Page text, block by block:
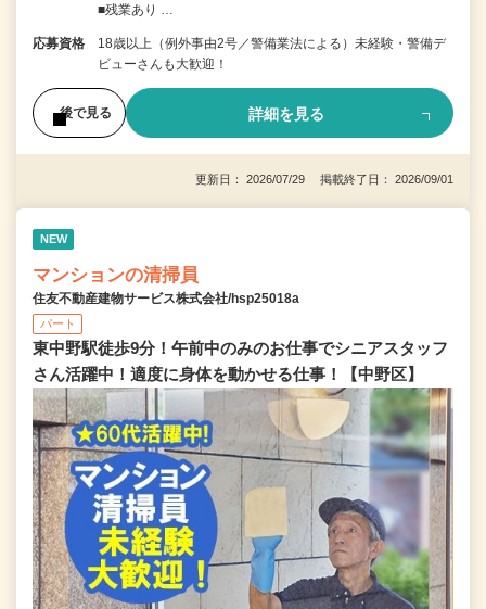
■残業あり …
応募資格
18歳以上（例外事由2号／警備業法による）未経験・警備デ
ビューさんも大歓迎！
後で見る 詳細を見る
更新日： 2026/07/29 掲載終了日： 2026/09/01
NEW
マンションの清掃員
住友不動産建物サービス株式会社/hsp25018a
パート
東中野駅徒歩9分！午前中のみのお仕事でシニアスタッフ
さん活躍中！適度に身体を動かせる仕事！【中野区】